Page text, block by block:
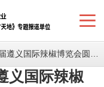
辣椒博览会圆满落幕——川椒种业
义国际辣椒